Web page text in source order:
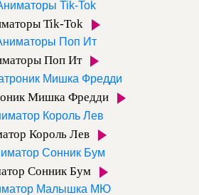
Tik-Tok
Поп Ит
Мишка Фредди
Король Лев
Сонник Бум